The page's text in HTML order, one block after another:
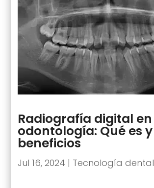
Radiografía digital en
odontología: Qué es y
beneficios
Jul 16, 2024 | Tecnología dental